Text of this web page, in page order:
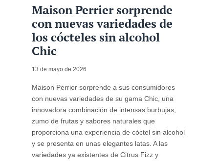
Maison Perrier sorprende
con nuevas variedades de
los cócteles sin alcohol
Chic
13 de mayo de 2026
Maison Perrier sorprende a sus consumidores
con nuevas variedades de su gama Chic, una
innovadora combinación de intensas burbujas,
zumo de frutas y sabores naturales que
proporciona una experiencia de cóctel sin alcohol
y se presenta en unas elegantes latas. A las
variedades ya existentes de Citrus Fizz y